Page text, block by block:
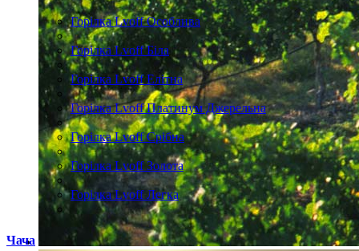
Горілка Lvoff Особлива
Горілка Lvoff Біла
Горілка Lvoff Елітна
Горілка Lvoff Платинум Джерельна
Горілка Lvoff Срібна
Горілка Lvoff Золота
Горілка Lvoff Легка
Чача